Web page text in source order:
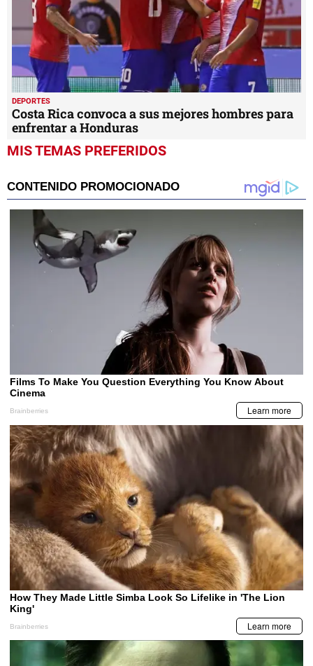
DEPORTES
Costa Rica convoca a sus mejores hombres para
enfrentar a Honduras
MIS TEMAS PREFERIDOS